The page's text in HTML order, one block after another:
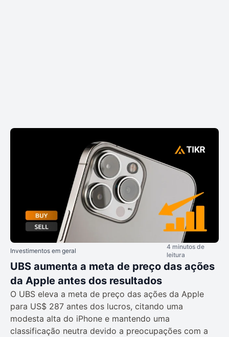
Investimentos em geral
4 minutos de
leitura
UBS aumenta a meta de preço das ações
da Apple antes dos resultados
O UBS eleva a meta de preço das ações da Apple
para US$ 287 antes dos lucros, citando uma
modesta alta do iPhone e mantendo uma
classificação neutra devido a preocupações com a